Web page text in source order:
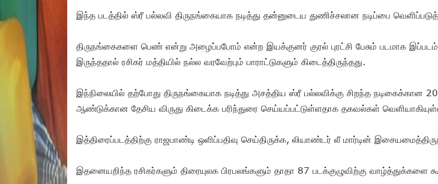
இந்த படத்தில் ஸ்ரீ பல்லவி திருநங்கையாக நடித்து தன்னுடைய துணிச்சலான நடிப்பை
திருநங்கைகளை பெண் என்று அழைப்பபோம் என்ற இயக்குனர் குரல் புரட்சி பேசும் படமாக இப்படம்
இருந்ததால் ரசிகர் மத்தியில் நல்ல வரவேற்பும் பாராட்டுகளும் கிடைத்திருந்தது.
இந்நிலையில் தற்போது திருநங்கையாக நடித்து அசத்திய ஸ்ரீ பல்லவிக்கு சிறந்த நடிகைக்கான
ஆண்டுக்கான தேசிய விருது கிடைக்க பரிந்துரை செய்யப்பட்டுள்ளதாக தகவல்கள்
இத்திரைப்படத்திற்கு ராஜபாண்டி ஒளிப்பதிவு செய்திருக்க, லியாண்டர் லீ மார்டின்
இதனையறிந்த ரசிகர்களும் திரையுலக பிரபலங்களும் தாதா 87 படக்குழுவிற்கு வாழ்த்துக்களை